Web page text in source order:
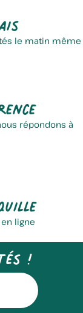
le matin même
répondons à
ligne
!